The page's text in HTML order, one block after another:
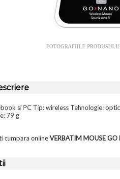
FOTOGRAFIILE
si PC Tip: wireless Tehnologie:
79 g
cumpara onlineVERBATIM MOUSE GO